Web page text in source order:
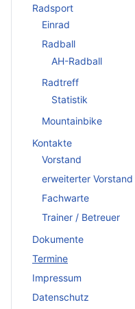
Radsport
Einrad
Radball
AH-Radball
Radtreff
Statistik
Mountainbike
Kontakte
Vorstand
erweiterter Vorstand
Fachwarte
Trainer / Betreuer
Dokumente
Termine
Impressum
Datenschutz